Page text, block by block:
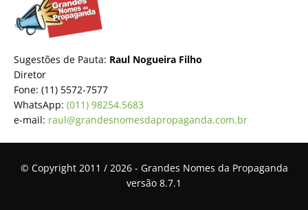
Sugestões de Pauta: Raul Nogueira Filho
Diretor
Fone: (11) 5572-7577
WhatsApp: (011) 98254.5683
e-mail: raul@grandesnomesdapropaganda.com.br
© Copyright 2011 / 2026 - Grandes Nomes da Propaganda
versão 8.7.1